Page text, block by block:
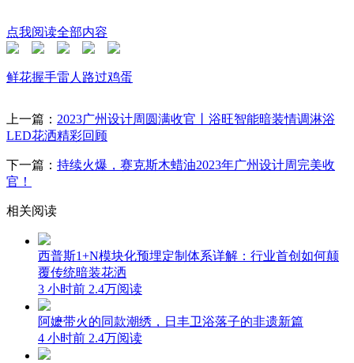
点我阅读全部内容
鲜花握手雷人 路过鸡蛋
上一篇： 2023广州设计周圆满收官丨浴旺智能暗装情调淋浴
LED花洒精彩回顾
下一篇： 持续火爆，赛克斯木蜡油2023年广州设计周完美收
官！
相关阅读
西普斯1+N模块化预埋定制体系详解：行业首创如何颠
覆传统暗装花洒
3 小时前 2.4万阅读
阿嬷带火的同款潮绣，日丰卫浴落子的非遗新篇
4 小时前 2.4万阅读